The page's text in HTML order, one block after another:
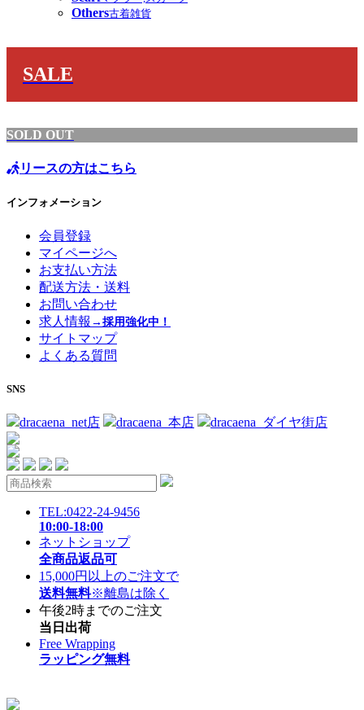
Others古着雑貨
SALE
SOLD OUT
リースの方はこちら
インフォメーション
会員登録
マイページへ
お支払い方法
配送方法・送料
お問い合わせ
求人情報 →採用強化中！
サイトマップ
よくある質問
SNS
dracaena_net店 dracaena_本店 dracaena_ダイヤ街店
TEL:0422-24-9456
10:00-18:00
ネットショップ
全商品返品可
15,000円以上のご注文で
送料無料※離島は除く
午後2時までのご注文
当日出荷
Free Wrapping
ラッピング無料